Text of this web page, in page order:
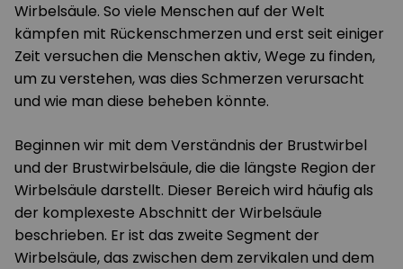
Wirbelsäule. So viele Menschen auf der Welt
kämpfen mit Rückenschmerzen und erst seit einiger
Zeit versuchen die Menschen aktiv, Wege zu finden,
um zu verstehen, was dies Schmerzen verursacht
und wie man diese beheben könnte.
Beginnen wir mit dem Verständnis der Brustwirbel
und der Brustwirbelsäule, die die längste Region der
Wirbelsäule darstellt. Dieser Bereich wird häufig als
der komplexeste Abschnitt der Wirbelsäule
beschrieben. Er ist das zweite Segment der
Wirbelsäule, das zwischen dem zervikalen und dem